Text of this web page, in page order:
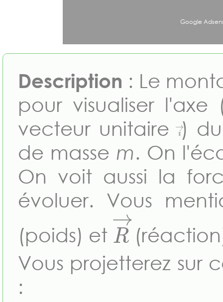
Google
Description : Le
pour visualiser
vecteur unitairei→
)
de masse m. On
On voit aussi la
évoluer. Vous
(poids) et
R→
Vous projetterez sur
: